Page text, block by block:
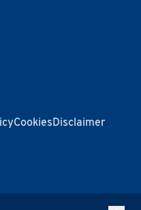
CookiesDisclaimer